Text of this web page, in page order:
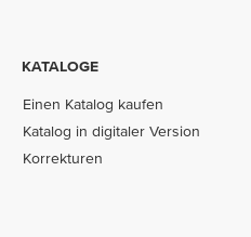
KATALOGE
Einen Katalog kaufen
Katalog in digitaler Version
Korrekturen